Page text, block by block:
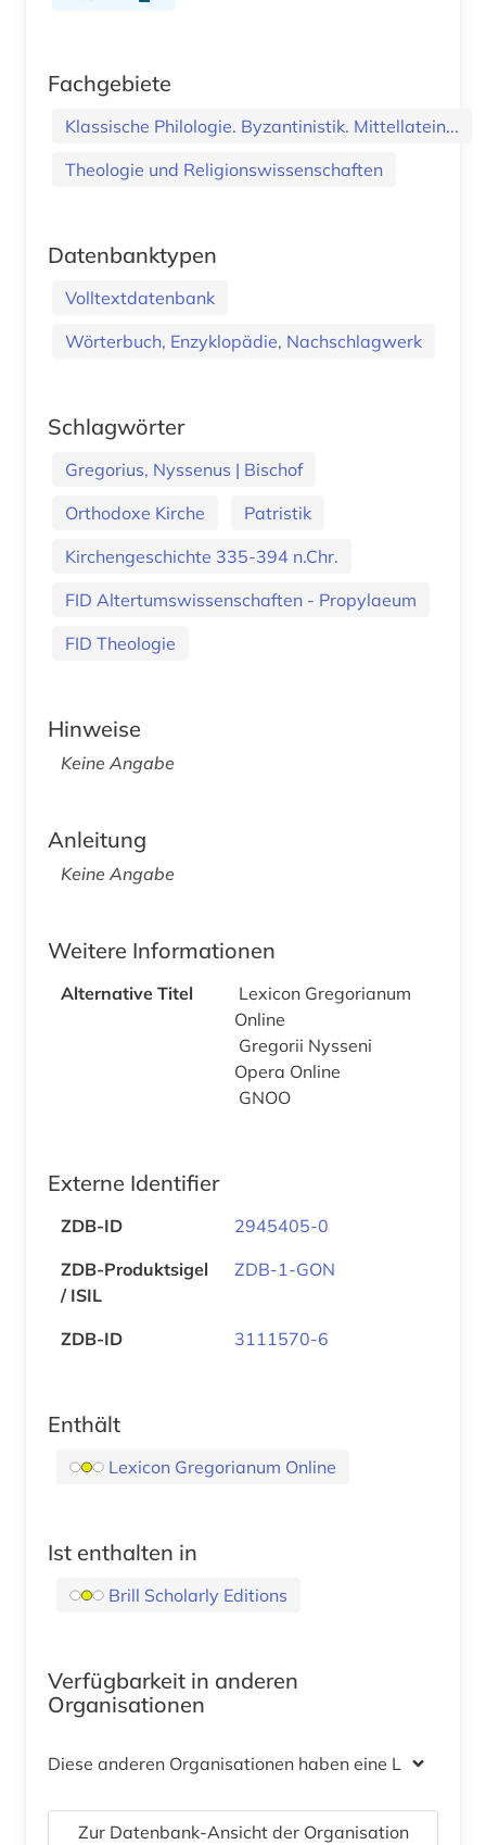
Fachgebiete
Klassische Philologie. Byzantinistik. Mittellatein...
Theologie und Religionswissenschaften
Datenbanktypen
Volltextdatenbank
Wörterbuch, Enzyklopädie, Nachschlagwerk
Schlagwörter
Gregorius, Nyssenus | Bischof
Orthodoxe Kirche
Patristik
Kirchengeschichte 335-394 n.Chr.
FID Altertumswissenschaften - Propylaeum
FID Theologie
Hinweise
Keine Angabe
Anleitung
Keine Angabe
Weitere Informationen
Alternative Titel
Lexicon Gregorianum
Online
Gregorii Nysseni
Opera Online
GNOO
Externe Identifier
ZDB-ID
2945405-0
ZDB-Produktsigel
/ ISIL
ZDB-1-GON
ZDB-ID 3111570-6
Enthält
Lexicon Gregorianum Online
Ist enthalten in
Brill Scholarly Editions
Verfügbarkeit in anderen
Organisationen
Diese anderen Organisationen haben eine Lizenz
Zur Datenbank-Ansicht der Organisation